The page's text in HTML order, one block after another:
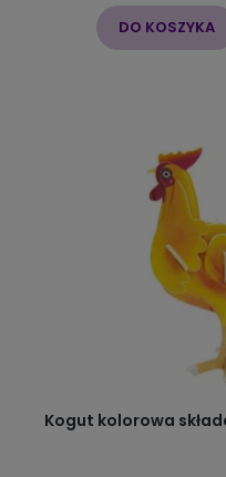
DO KOSZYKA
Kogut kolorowa